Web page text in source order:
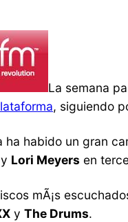
La semana
, siguiendo
ha habido un gran
Lori Meyers en
mÃ¡s
y The Drums.